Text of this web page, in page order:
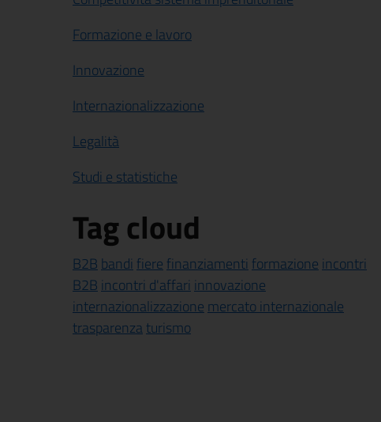
Formazione e lavoro
Innovazione
Internazionalizzazione
Legalità
Studi e statistiche
Tag cloud
B2B bandi fiere finanziamenti formazione incontri
B2B incontri d'affari innovazione
internazionalizzazione mercato internazionale
trasparenzaturismo